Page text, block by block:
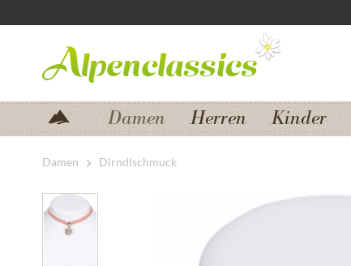
Zum Hauptbereich springen
Damen Herren Kinder
Damen Dirndlschmuck